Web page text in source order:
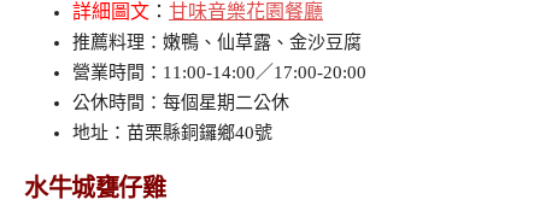
詳細圖文 ： 甘味音樂花園餐廳
推薦料理：嫩鴨、仙草露、金沙豆腐
營業時間：11:00-14:00／17:00-20:00
公休時間：每個星期二公休
地址：苗栗縣銅鑼鄉40號
水牛城甕仔雞